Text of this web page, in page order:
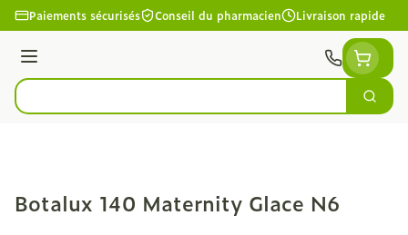
Aller au contenu
Paiements sécurisés Conseil du pharmacien Livraison rapide
Menu
Rechercher
Botalux 140 Maternity Glace N6